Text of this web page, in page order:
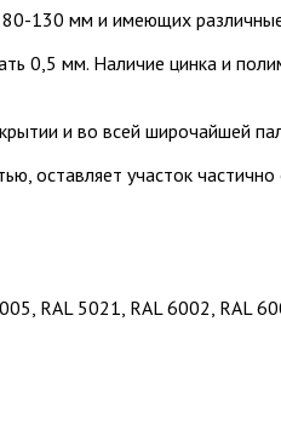
80-130 мм и имеющих
0,5 мм. Наличие цинка и
и во всей широчайшей
оставляет участок
RAL 5021, RAL 6002, RAL